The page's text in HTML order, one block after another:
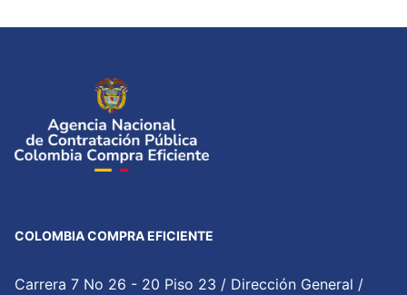
COLOMBIA COMPRA EFICIENTE
Carrera 7 No 26 - 20 Piso 23 / Dirección General /